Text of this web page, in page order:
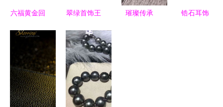
六福黄金回
注意事项
翠绿首饰王
晶国粹闪耀
展场
璀璨传承
锆石耳饰